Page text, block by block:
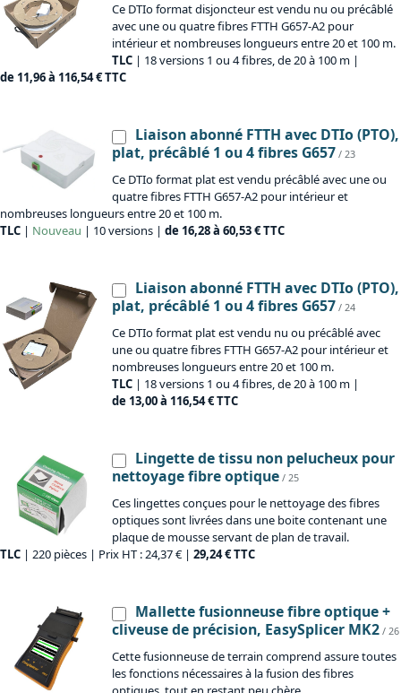
Ce DTIo format disjoncteur est vendu nu ou précâblé
avec une ou quatre fibres FTTH G657-A2 pour
intérieur et nombreuses longueurs entre 20 et 100 m.
TLC | 18 versions 1 ou 4 fibres, de 20 à 100 m |
de 11,96 à 116,54 € TTC
Liaison abonné FTTH avec DTIo (PTO),
plat, précâblé 1 ou 4 fibres G657 / 23
Ce DTIo format plat est vendu précâblé avec une ou
quatre fibres FTTH G657-A2 pour intérieur et
nombreuses longueurs entre 20 et 100 m.
TLC | Nouveau | 10 versions | de 16,28 à 60,53 € TTC
Liaison abonné FTTH avec DTIo (PTO),
plat, précâblé 1 ou 4 fibres G657 / 24
Ce DTIo format plat est vendu nu ou précâblé avec
une ou quatre fibres FTTH G657-A2 pour intérieur et
nombreuses longueurs entre 20 et 100 m.
TLC | 18 versions 1 ou 4 fibres, de 20 à 100 m |
de 13,00 à 116,54 € TTC
Lingette de tissu non pelucheux pour
nettoyage fibre optique / 25
Ces lingettes conçues pour le nettoyage des fibres
optiques sont livrées dans une boite contenant une
plaque de mousse servant de plan de travail.
TLC | 220 pièces | Prix HT : 24,37 € | 29,24 € TTC
Mallette fusionneuse fibre optique +
cliveuse de précision, EasySplicer MK2 / 26
Cette fusionneuse de terrain comprend assure toutes
les fonctions nécessaires à la fusion des fibres